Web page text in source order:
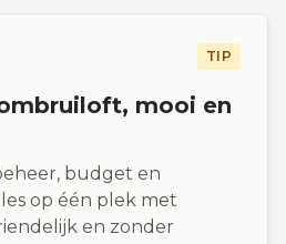
TIP
mooi en
budget en
op één plek met
en zonder